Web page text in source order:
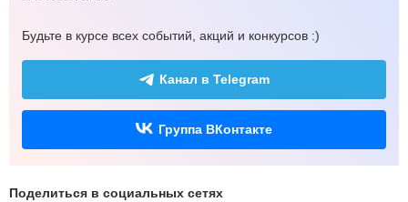
Будьте в курсе всех событий, акций и конкурсов :)
Канал в Telegram
Группа ВКонтакте
Поделиться в социальных сетях